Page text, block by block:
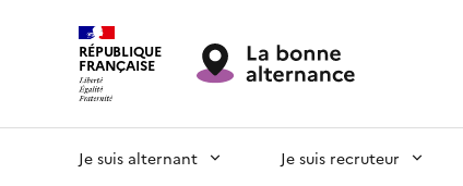
RÉPUBLIQUE
FRANÇAISE
Je suis alternant Je suis recruteur